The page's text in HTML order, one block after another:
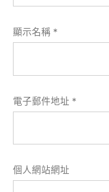
顯示名稱 *
電子郵件地址 *
個人網站網址